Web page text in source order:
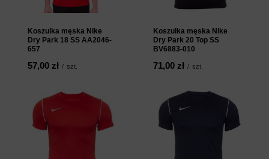
Koszulka męska Nike
Dry Park 18 SS AA2046-
657
57,00 zł / szt.
Koszulka męska Nike
Dry Park 20 Top SS
BV6883-010
71,00 zł / szt.